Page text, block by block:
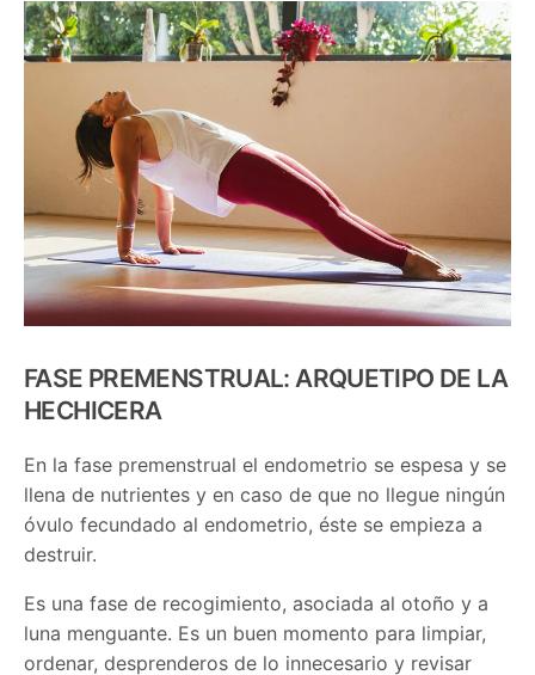
FASE PREMENSTRUAL: ARQUETIPO DE LA
HECHICERA
En la fase premenstrual el endometrio se espesa y se
llena de nutrientes y en caso de que no llegue ningún
óvulo fecundado al endometrio, éste se empieza a
destruir.
Es una fase de recogimiento, asociada al otoño y a
luna menguante. Es un buen momento para limpiar,
ordenar, desprenderos de lo innecesario y revisar